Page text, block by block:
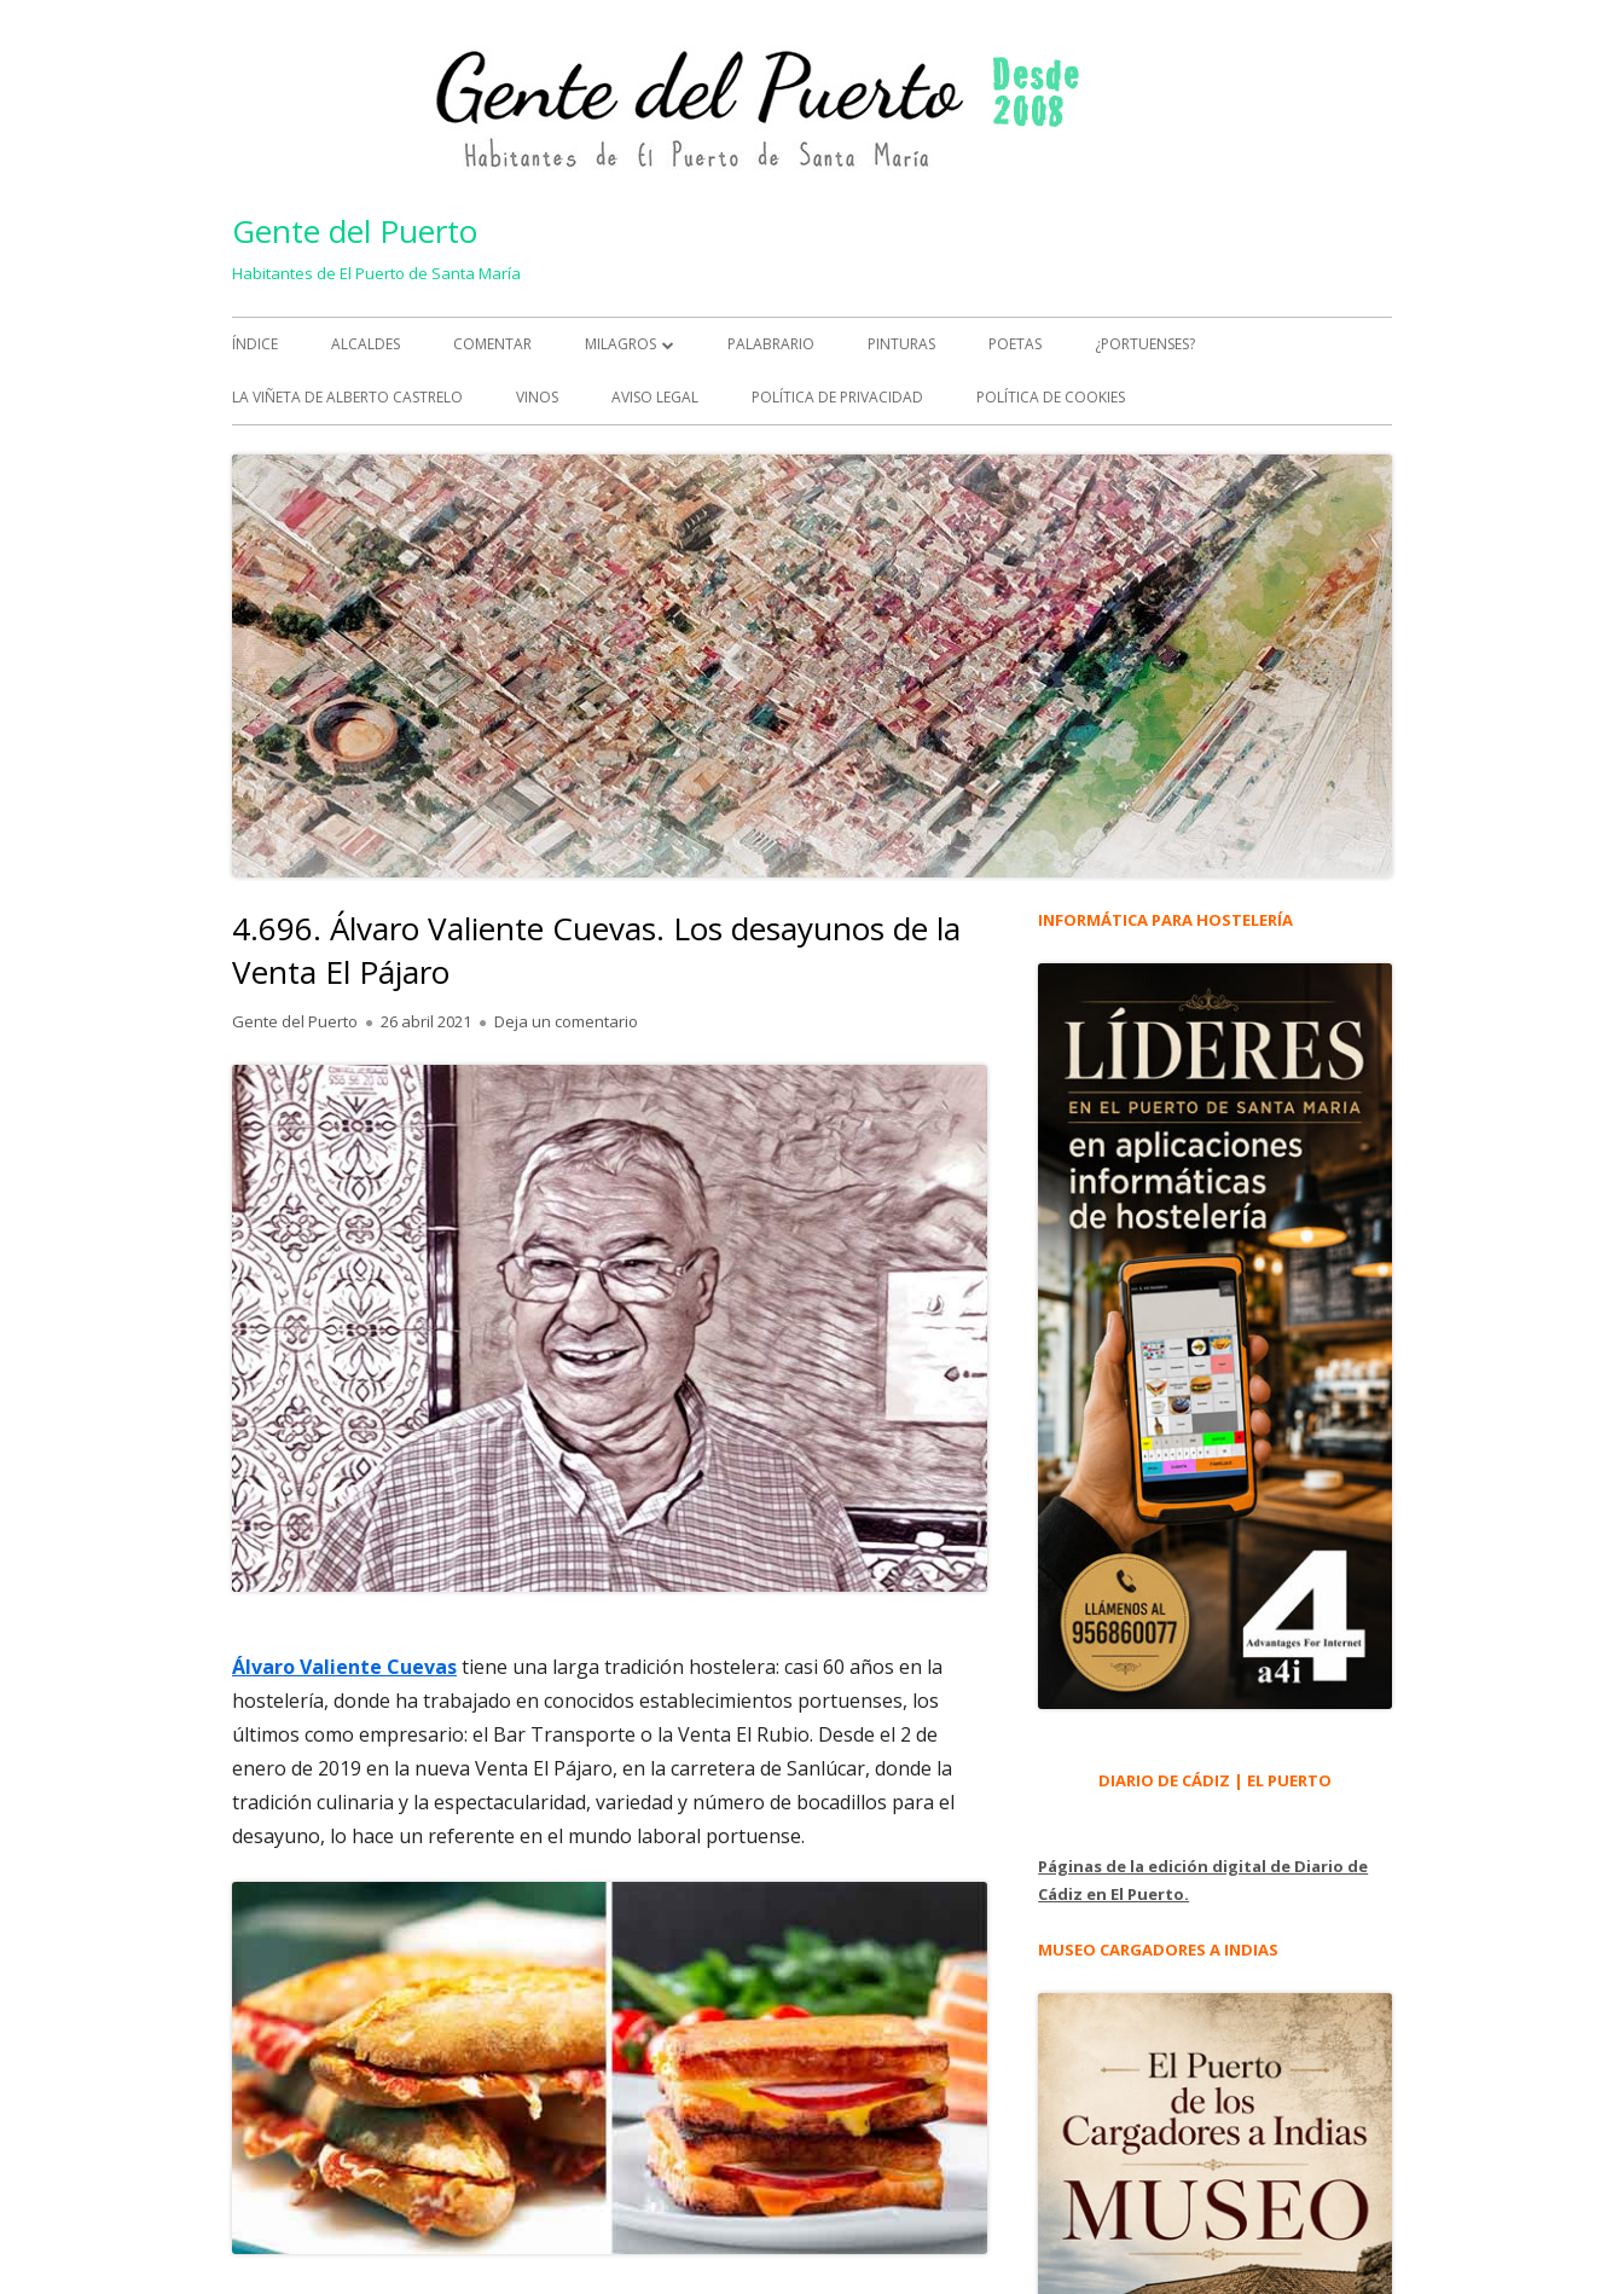
Gente del Puerto
Habitantes de El Puerto de Santa María
Menú
principal
ÍNDICE ALCALDES COMENTAR MILAGROS
MILAGROS (2)
PALABRARIO PINTURAS POETAS ¿PORTUENSES?
LA VIÑETA DE ALBERTO CASTRELO VINOS AVISO LEGAL POLÍTICA DE PRIVACIDAD POLÍTICA DE COOKIES
4.696. Álvaro Valiente Cuevas. Los desayunos de la
Venta El Pájaro
Autor
Gente del Puerto
Publicado
26 abril 2021 Deja un comentario para 4.696. Álvaro Valiente Cuevas. Los desayunos de la Venta El Pájaro
Álvaro Valiente Cuevastiene una larga tradición hostelera: casi 60 años en la
hostelería, donde ha trabajado en conocidos establecimientos portuenses, los
últimos como empresario: el Bar Transporte o la Venta El Rubio. Desde el 2 de
enero de 2019 en la nueva Venta El Pájaro, en la carretera de Sanlúcar, donde la
tradición culinaria y la espectacularidad, variedad y número de bocadillos para el
desayuno, lo hace un referente en el mundo laboral portuense.
Barra
principal
INFORMÁTICA PARA HOSTELERÍA
DIARIO DE CÁDIZ | EL PUERTO
Páginas de la edición digital de Diario de
Cádiz en El Puerto.
MUSEO CARGADORES A INDIAS